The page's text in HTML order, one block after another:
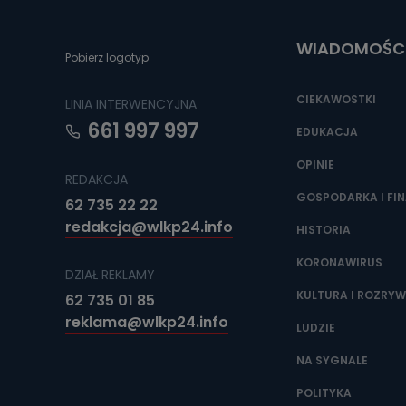
Jakie
Państwa (lub
źródeł
oraz partnerzy
Jak
Można to
Pobierz logotyp
LINIA INTERWENCYJNA
661 997 997
REDAKCJA
62 735 22 22
redakcja@wlkp24.info
DZIAŁ REKLAMY
62 735 01 85
reklama@wlkp24.info
CIEKAWOSTKI
EDUKACJA
OPINIE
GOSPODARKA I
HISTORIA
KORONAWIRUS
KULTURA I
LUDZIE
NA SYGNALE
POLITYKA